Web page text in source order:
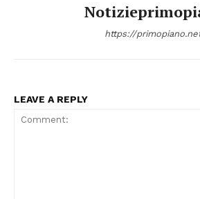
https://
LEAVE A REPLY